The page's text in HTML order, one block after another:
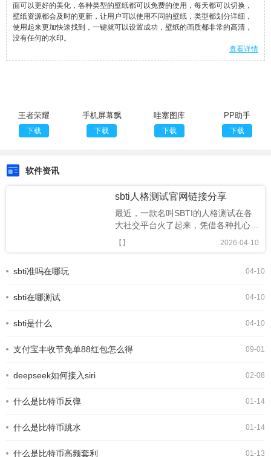
面可以更好的美化，各种类型的壁纸都可以免费的使用，每天都可以切换，
壁纸资源都会及时的更新，让用户可以使用不同的壁纸，类型都划分详细，
使用起来更加快速找到，一键就可以设置成功，壁纸的画质都非常的高清，
没有任何的水印。
查看详情
王者荣耀
1500张图
下载
手机屏幕飘
雪花
下载
哇塞图库
下载
PP助手
下载
软件资讯
sbti人格测试官网链接分享
最近，一款名叫SBTI的人格测试在各
大社交平台火了起来，凭借各种扎心又
搞笑的精神状态标签，迅速成为年轻人
的新型社交暗号。很多人跟风玩梗，却
么。今天就为大家整理出 SBTI 在线测
松一键测出你的专属人格。SBTI人格
2026-04-10
【】
04-10
sbti准吗在哪玩
04-10
sbti在哪测试
04-10
sbti是什么
09-01
支付宝丰收节免单88红包怎么得
02-08
deepseek如何接入siri
01-14
什么是比特币反弹
01-14
什么是比特币跳水
01-13
什么是比特币高频套利